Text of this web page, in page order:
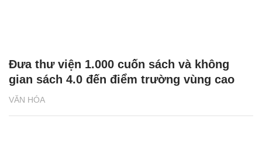
VĂN HÓA
Đưa thư viện 1.000 cuốn sách và không
gian sách 4.0 đến điểm trường vùng cao